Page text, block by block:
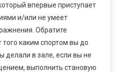
впервые приступает
и/или не умеет
Обратите
каким спортом вы до
делали в зале, если вы не
выполнить становую